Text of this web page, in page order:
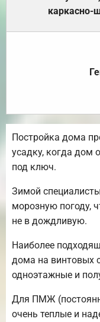
каркасно-
Постройка дома
усадку, когда дом
под ключ.
Зимой
морозную погоду,
не в дождливую.
Наиболее
дома на винтовых
одноэтажные и
Для ПМЖ
очень теплые и